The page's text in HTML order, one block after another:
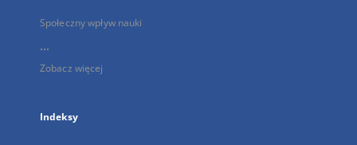
Społeczny wpływ nauki
...
Zobacz więcej
Indeksy